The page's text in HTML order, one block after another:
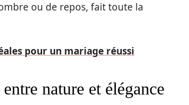
ou de repos, fait toute la
pour un mariage réussi
nature et élégance